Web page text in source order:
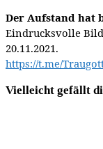
Der Aufstand hat
Eindrucksvolle
20.11.2021.
https://t.me/
Vielleicht gefällt